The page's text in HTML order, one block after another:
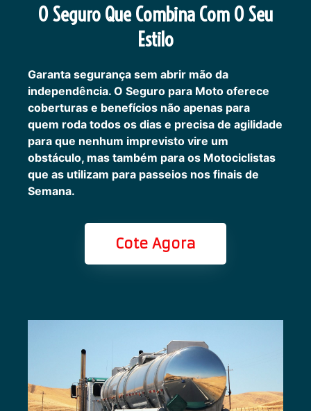
O Seguro Que Combina Com O Seu
Estilo
Garanta segurança sem abrir mão da
independência. O Seguro para Moto oferece
coberturas e benefícios não apenas para
quem roda todos os dias e precisa de agilidade
para que nenhum imprevisto vire um
obstáculo, mas também para os Motociclistas
que as utilizam para passeios nos finais de
Semana.
Cote Agora